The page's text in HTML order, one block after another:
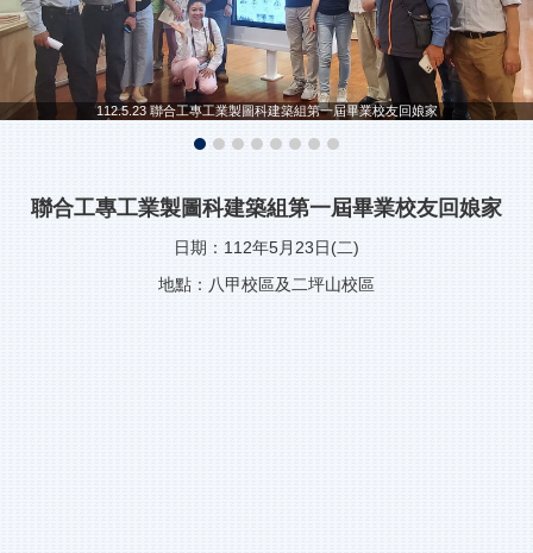
112.5.23 聯合工專工業製圖科建築組第一屆畢業校友回娘家
聯合工專工業製圖科建築組第一屆畢業校友回娘家
日期：112年5月23日(二)
地點：八甲校區及二坪山校區